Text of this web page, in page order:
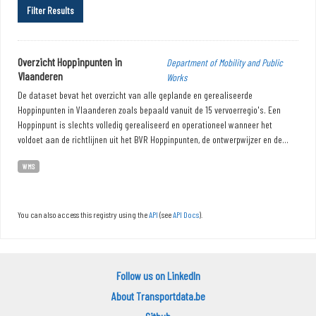
Filter Results
Overzicht Hoppinpunten in
Vlaanderen
Department of Mobility and Public
Works
De dataset bevat het overzicht van alle geplande en gerealiseerde
Hoppinpunten in Vlaanderen zoals bepaald vanuit de 15 vervoerregio's. Een
Hoppinpunt is slechts volledig gerealiseerd en operationeel wanneer het
voldoet aan de richtlijnen uit het BVR Hoppinpunten, de ontwerpwijzer en de...
WMS
You can also access this registry using theAPI (seeAPI Docs).
Follow us on LinkedIn
About Transportdata.be